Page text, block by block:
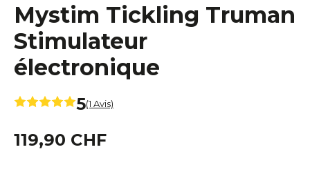
Mystim Tickling Truman
Stimulateur
électronique
5(1 Avis)
119,90 CHF